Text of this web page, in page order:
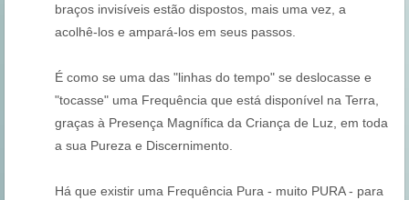
braços invisíveis estão dispostos, mais uma vez, a
acolhê-los e ampará-los em seus passos.
É como se uma das "linhas do tempo" se deslocasse e
"tocasse" uma Frequência que está disponível na Terra,
graças à Presença Magnífica da Criança de Luz, em toda
a sua Pureza e Discernimento.
Há que existir uma Frequência Pura - muito PURA - para